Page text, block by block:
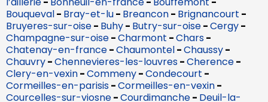
Bouqueval- Bray-et-lu- Breancon- Brignancourt -
Bruyeres-sur-oise- Buhy- Butry-sur-oise-Cergy-
Champagne-sur-oise-Charmont -Chars-
Chatenay-en-france-Chaumontel-Chaussy-
Chauvry-Chennevieres-les-louvres-Cherence-
Clery-en-vexin-Commeny-Condecourt -
Cormeilles-en-parisis-Cormeilles-en-vexin-
Courcelles-sur-viosne-Courdimanche- Deuil-la-